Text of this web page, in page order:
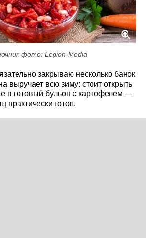
фото: Legion-Media
закрываю несколько банок
выручает всю зиму: стоит открыть
в готовый бульон с картофелем —
практически готов.